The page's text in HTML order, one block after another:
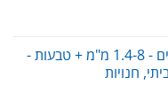
ערכת ברגים לתיקון משקפיים - 1.4-8 מ"מ + טבעות -
חנויות